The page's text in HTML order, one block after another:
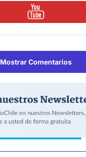
Mostrar Comentarios